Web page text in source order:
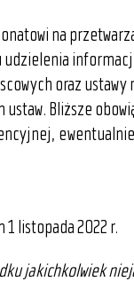
na
oraz
Bliższe
1 listopada 2022 r.
jakichkolwiek